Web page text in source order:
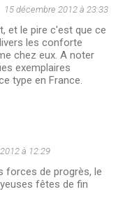
15 décembre 2012 à 23:33
et le pire c'est que ce
les conforte
chez eux. A noter
exemplaires
type en France.
à 12:29
forces de progrès, le
fêtes de fin